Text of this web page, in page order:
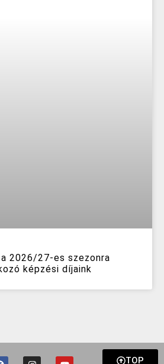
2026/27-es szezonra
képzési díjaink
TOP